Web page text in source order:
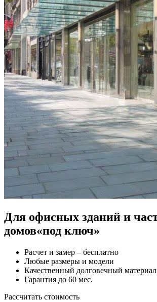
Для офисных зданий и
домов«под ключ»
Расчет и замер – бесплатно
Любые размеры и модели
Качественный долговечный материал
Гарантия до 60 мес.
Рассчитать стоимость